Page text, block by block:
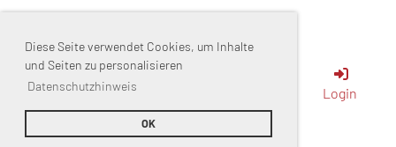
Diese Seite verwendet Cookies, um Inhalte
und Seiten zu personalisieren
Datenschutzhinweis
OK
Sportverein
Muttenz
Login